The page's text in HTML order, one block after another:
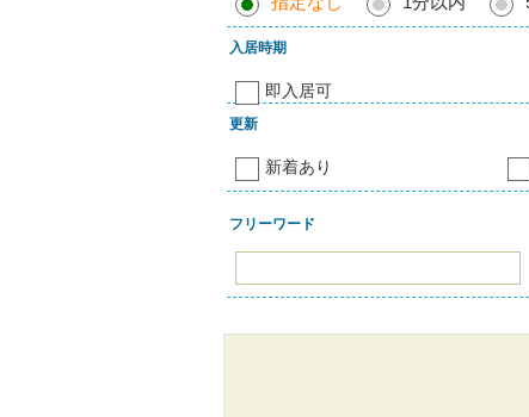
入居時期
即入居可
更新
新着あり
フリーワード